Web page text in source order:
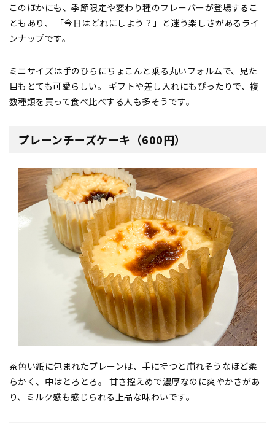
このほかにも、季節限定や変わり種のフレーバーが登場するこ
ともあり、 「今日はどれにしよう？」と迷う楽しさがあるライ
ンナップです。
ミニサイズは手のひらにちょこんと乗る丸いフォルムで、見た
目もとても可愛らしい。 ギフトや差し入れにもぴったりで、複
数種類を買って食べ比べする人も多そうです。
プレーンチーズケーキ（600円）
茶色い紙に包まれたプレーンは、手に持つと崩れそうなほど柔
らかく、中はとろとろ。 甘さ控えめで濃厚なのに爽やかさがあ
り、ミルク感も感じられる上品な味わいです。